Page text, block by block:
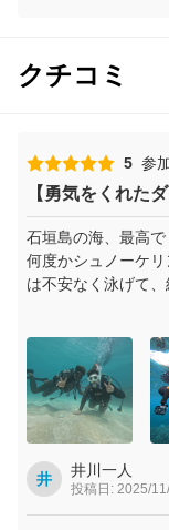
クチコミ
5 参
【勇気をくれた
石垣島の海、最高で
何度かシュノーケ
は不安なく泳げて
お昼に食べた八重
も大満喫。
午後からは、今ま
ング”に挑戦！
最初はやっぱり怖
モモさんが
井 井川一人
投稿日: 2025/